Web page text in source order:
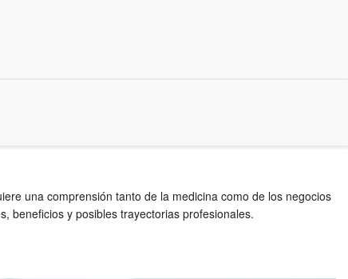
una comprensión tanto de la medicina como de los negocios
beneficios y posibles trayectorias profesionales.